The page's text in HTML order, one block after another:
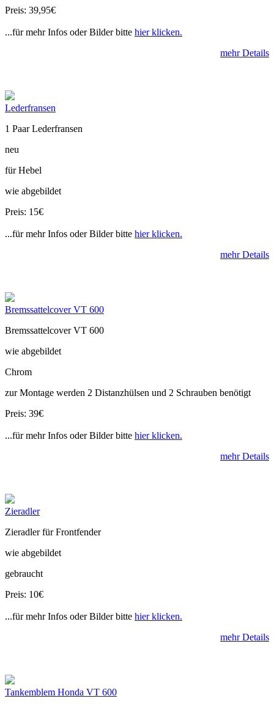
Preis: 39,95€
...für mehr Infos oder Bilder bitte hier klicken.
mehr Details
Lederfransen
1 Paar Lederfransen
neu
für Hebel
wie abgebildet
Preis: 15€
...für mehr Infos oder Bilder bitte hier klicken.
mehr Details
Bremssattelcover VT 600
Bremssattelcover VT 600
wie abgebildet
Chrom
zur Montage werden 2 Distanzhülsen und 2 Schrauben benötigt
Preis: 39€
...für mehr Infos oder Bilder bitte hier klicken.
mehr Details
Zieradler
Zieradler für Frontfender
wie abgebildet
gebraucht
Preis: 10€
...für mehr Infos oder Bilder bitte hier klicken.
mehr Details
Tankemblem Honda VT 600